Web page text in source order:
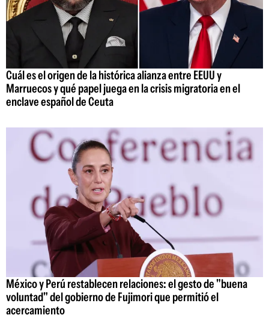
Cuál es el origen de la histórica alianza entre EEUU y
Marruecos y qué papel juega en la crisis migratoria en el
enclave español de Ceuta
México y Perú restablecen relaciones: el gesto de "buena
voluntad" del gobierno de Fujimori que permitió el
acercamiento